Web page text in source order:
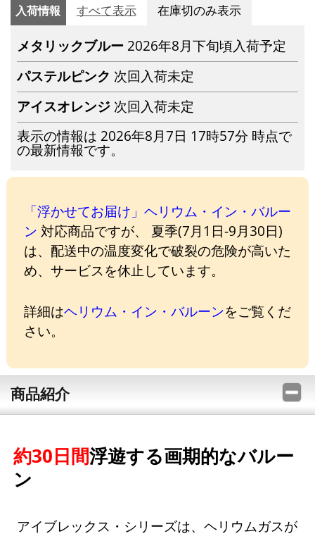
入荷情報 すべて表示 在庫切のみ表示
メタリックブルー 2026年8月下旬頃入荷予定
パステルピンク 次回入荷未定
アイスオレンジ 次回入荷未定
表示の情報は 2026年8月7日 17時57分 時点で
の最新情報です。
「浮かせてお届け」ヘリウム・イン・バルー
ン 対応商品ですが、 夏季(7月1日-9月30日)
は、配送中の温度変化で破裂の危険が高いた
め、サービスを休止しています。
詳細はヘリウム・イン・バルーンをご覧くだ
さい。
商品紹介
約30日間浮遊する画期的なバルー
ン
アイブレックス・シリーズは、ヘリウムガスが